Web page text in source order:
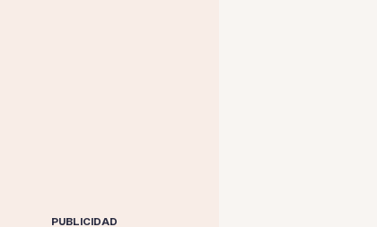
PUBLICIDAD